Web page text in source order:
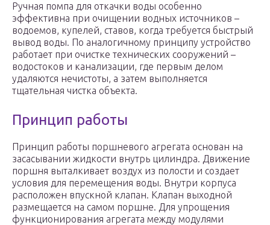
Ручная помпа для откачки воды особенно
эффективна при очищении водных источников –
водоемов, купелей, ставов, когда требуется быстрый
вывод воды. По аналогичному принципу устройство
работает при очистке технических сооружений –
водостоков и канализации, где первым делом
удаляются нечистоты, а затем выполняется
тщательная чистка объекта.
Принцип работы
Принцип работы поршневого агрегата основан на
засасывании жидкости внутрь цилиндра. Движение
поршня выталкивает воздух из полости и создает
условия для перемещения воды. Внутри корпуса
расположен впускной клапан. Клапан выходной
размещается на самом поршне. Для упрощения
функционирования агрегата между модулями